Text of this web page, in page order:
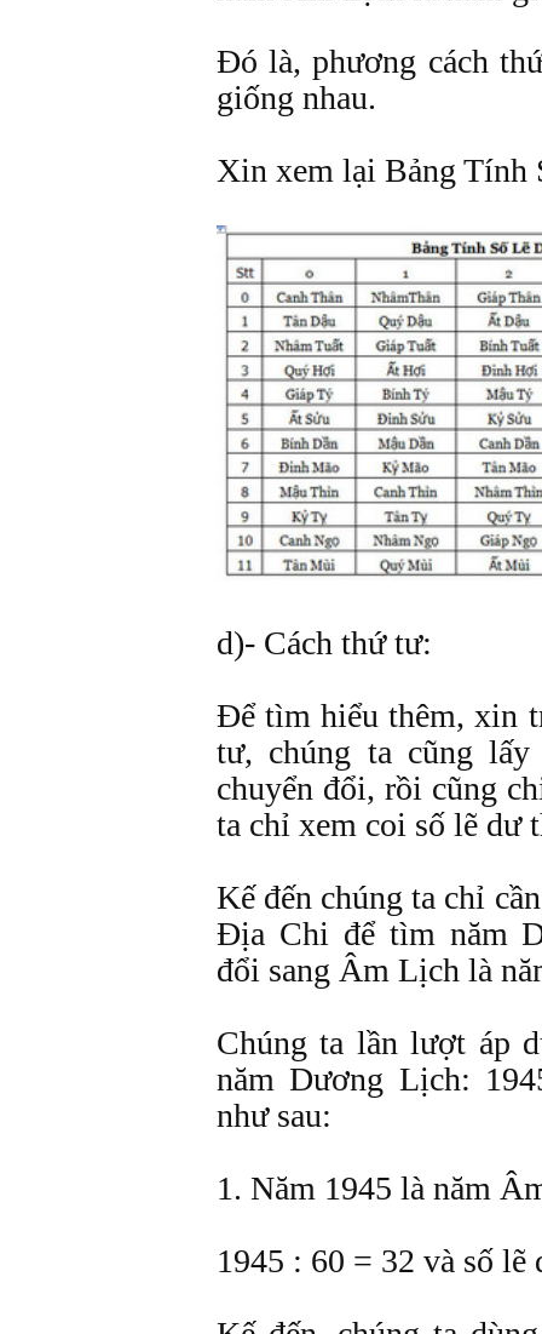
Ðó là, phương cách
giống nhau.
Xin xem lại Bảng Tính
d)- Cách thứ tư:
Ðể tìm hiểu thêm, xin
tư, chúng ta cũng
chuyển đổi, rồi cũng
ta chỉ xem coi số lẽ dư
Kế đến chúng ta chỉ
Ðịa Chi để tìm năm
đổi sang Âm Lịch là
Chúng ta lần lượt áp
năm Dương Lịch:
như sau:
1. Năm 1945 là năm
1945 : 60 = 32 và số lẽ